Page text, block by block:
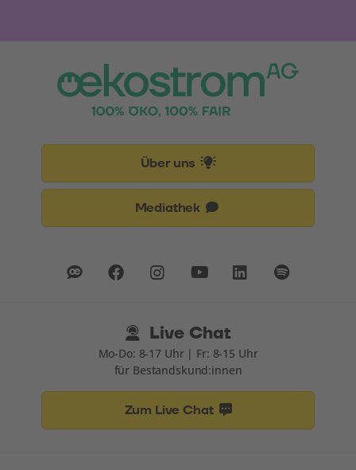
Über uns
Mediathek
Live Chat
Mo-Do: 8-17 Uhr | Fr: 8-15 Uhr
für Bestandskund:innen
Zum Live Chat